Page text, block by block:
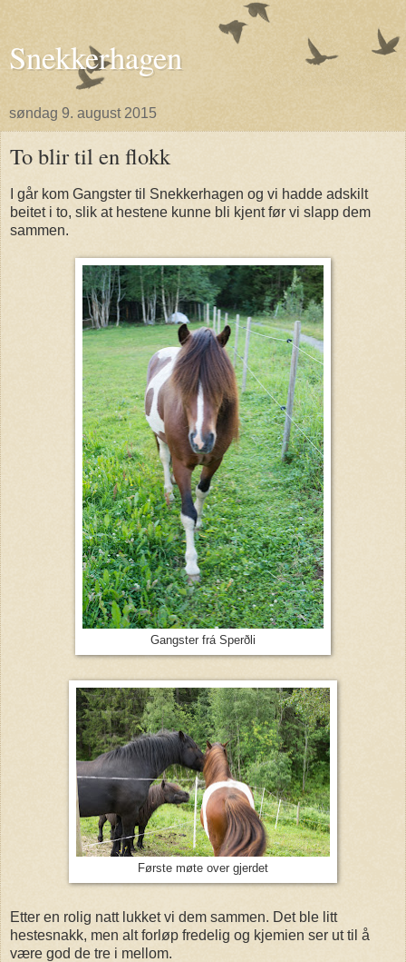
Snekkerhagen
søndag 9. august 2015
To blir til en flokk
I går kom Gangster til Snekkerhagen og vi hadde adskilt
beitet i to, slik at hestene kunne bli kjent før vi slapp dem
sammen.
Gangster frá Sperðli
Første møte over gjerdet
Etter en rolig natt lukket vi dem sammen. Det ble litt
hestesnakk, men alt forløp fredelig og kjemien ser ut til å
være god de tre i mellom.